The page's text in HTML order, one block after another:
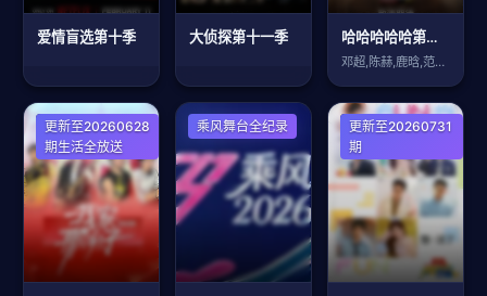
爱情盲选第十季 大侦探第十一季 哈哈哈哈哈第六季
邓超,陈赫,鹿晗,范志毅,王勉
大陆综艺
更新至20260628
期生活全放送
乘风舞台全纪录 大陆综艺
更新至20260731
期